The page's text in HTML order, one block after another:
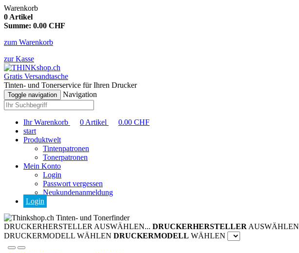
Warenkorb
0 Artikel
Summe: 0.00 CHF
zum Warenkorb
zur Kasse
Gratis Versandtasche
Tinten- und Tonerservice für Ihren Drucker
Toggle navigation Navigation
Ihr Warenkorb 0 Artikel 0.00 CHF
start
Produktwelt
Tintenpatronen
Tonerpatronen
Mein Konto
Login
Passwort vergessen
Neukundenanmeldung
Login
Tinten- und Tonerfinder
DRUCKERHERSTELLER AUSWÄHLEN... DRUCKERHERSTELLER AUSWÄHLEN
DRUCKERMODELL WÄHLEN DRUCKERMODELL WÄHLEN